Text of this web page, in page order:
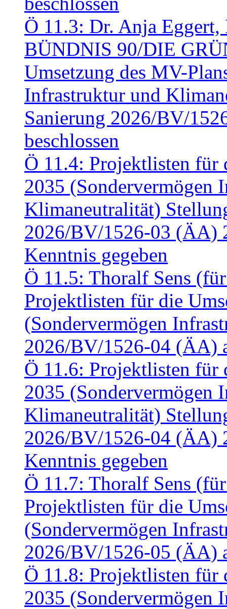
Ö 11.3: Dr. Anja
BÜNDNIS 90/DIE
Umsetzung des MV-
Infrastruktur und
Sanierung 2026/BV/
beschlossen
Ö 11.4: Projektlisten für
2035 (Sondervermögen
Klimaneutralität)
2026/BV/1526-03 (ÄA)
Kenntnis gegeben
Ö 11.5: Thoralf Sens
Projektlisten für die
(Sondervermögen
2026/BV/1526-04 (ÄA)
Ö 11.6: Projektlisten für
2035 (Sondervermögen
Klimaneutralität)
2026/BV/1526-04 (ÄA)
Kenntnis gegeben
Ö 11.7: Thoralf Sens
Projektlisten für die
(Sondervermögen
2026/BV/1526-05 (ÄA)
Ö 11.8: Projektlisten für
2035 (Sondervermögen